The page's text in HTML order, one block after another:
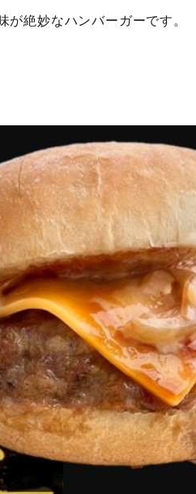
絶妙なハンバーガーです。